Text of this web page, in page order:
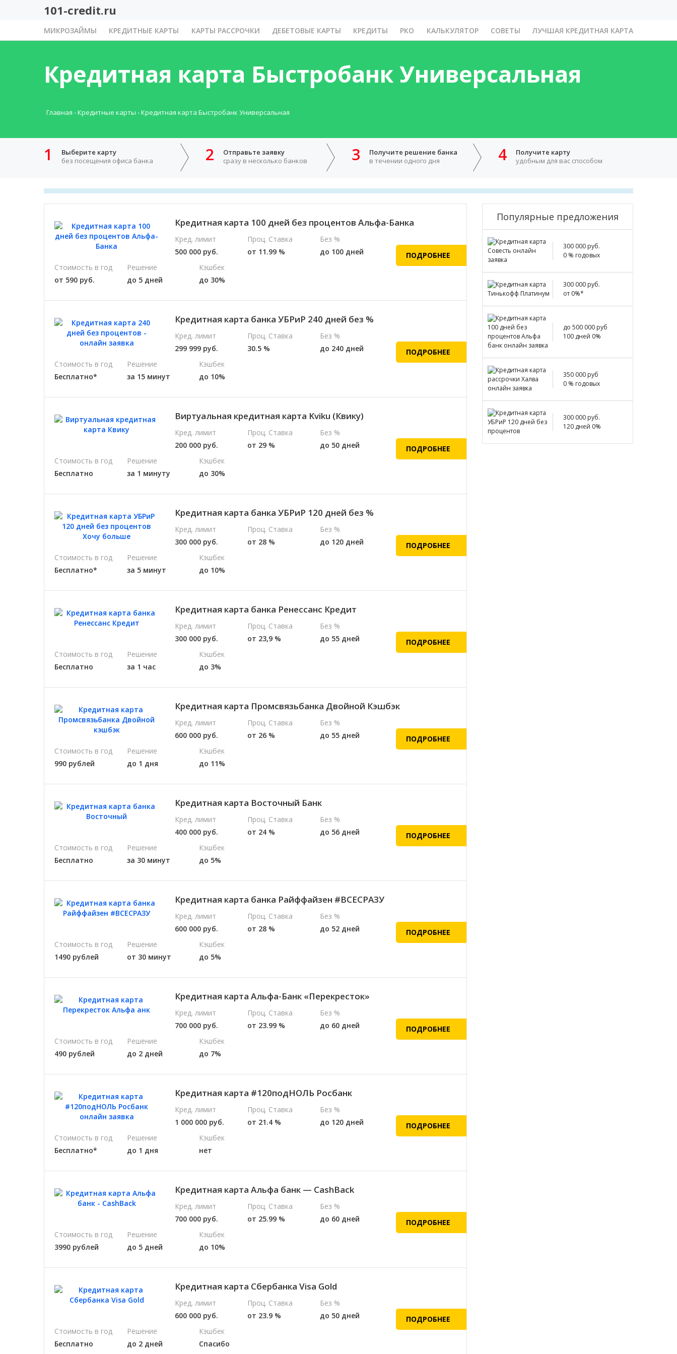
101-credit.ru
МИКРОЗАЙМЫ КРЕДИТНЫЕ КАРТЫ КАРТЫ РАССРОЧКИ ДЕБЕТОВЫЕ КАРТЫ КРЕДИТЫ РКО КАЛЬКУЛЯТОР СОВЕТЫ ЛУЧШАЯ КРЕДИТНАЯ КАРТА
Кредитная карта Быстробанк Универсальная
Главная -Кредитные карты -Кредитная карта Быстробанк Универсальная
1
Выберите карту
без посещения офиса банка
2
Отправьте заявку
сразу в несколько банков
3
Получите решение банка
в течении одного дня
4
Получите карту
удобным для вас способом
Кредитная карта 100 дней без процентов Альфа-Банка
Кред. лимит
500 000 руб.
Проц. Ставка
от 11.99 %
Без %
до 100 дней
Стоимость в год
от 590 руб.
Решение
до 5 дней
Кэшбек
до 30%
ПОДРОБНЕЕ
Кредитная карта банка УБРиР 240 дней без %
Кред. лимит
299 999 руб.
Проц. Ставка
30.5 %
Без %
до 240 дней
Стоимость в год
Бесплатно*
Решение
за 15 минут
Кэшбек
до 10%
ПОДРОБНЕЕ
Виртуальная кредитная карта Kviku (Квику)
Кред. лимит
200 000 руб.
Проц. Ставка
от 29 %
Без %
до 50 дней
Стоимость в год
Бесплатно
Решение
за 1 минуту
Кэшбек
до 30%
ПОДРОБНЕЕ
Кредитная карта банка УБРиР 120 дней без %
Кред. лимит
300 000 руб.
Проц. Ставка
от 28 %
Без %
до 120 дней
Стоимость в год
Бесплатно*
Решение
за 5 минут
Кэшбек
до 10%
ПОДРОБНЕЕ
Кредитная карта банка Ренессанс Кредит
Кред. лимит
300 000 руб.
Проц. Ставка
от 23,9 %
Без %
до 55 дней
Стоимость в год
Бесплатно
Решение
за 1 час
Кэшбек
до 3%
ПОДРОБНЕЕ
Кредитная карта Промсвязьбанка Двойной Кэшбэк
Кред. лимит
600 000 руб.
Проц. Ставка
от 26 %
Без %
до 55 дней
Стоимость в год
990 рублей
Решение
до 1 дня
Кэшбек
до 11%
ПОДРОБНЕЕ
Кредитная карта Восточный Банк
Кред. лимит
400 000 руб.
Проц. Ставка
от 24 %
Без %
до 56 дней
Стоимость в год
Бесплатно
Решение
за 30 минут
Кэшбек
до 5%
ПОДРОБНЕЕ
Кредитная карта банка Райффайзен #ВСЕСРАЗУ
Кред. лимит
600 000 руб.
Проц. Ставка
от 28 %
Без %
до 52 дней
Стоимость в год
1490 рублей
Решение
от 30 минут
Кэшбек
до 5%
ПОДРОБНЕЕ
Кредитная карта Альфа-Банк «Перекресток»
Кред. лимит
700 000 руб.
Проц. Ставка
от 23.99 %
Без %
до 60 дней
Стоимость в год
490 рублей
Решение
до 2 дней
Кэшбек
до 7%
ПОДРОБНЕЕ
Кредитная карта #120подНОЛЬ Росбанк
Кред. лимит
1 000 000 руб.
Проц. Ставка
от 21.4 %
Без %
до 120 дней
Стоимость в год
Бесплатно*
Решение
до 1 дня
Кэшбек
нет
ПОДРОБНЕЕ
Кредитная карта Альфа банк — CashBack
Кред. лимит
700 000 руб.
Проц. Ставка
от 25.99 %
Без %
до 60 дней
Стоимость в год
3990 рублей
Решение
до 5 дней
Кэшбек
до 10%
ПОДРОБНЕЕ
Кредитная карта Сбербанка Visa Gold
Кред. лимит
600 000 руб.
Проц. Ставка
от 23.9 %
Без %
до 50 дней
Стоимость в год
Бесплатно
Решение
до 2 дней
Кэшбек
Спасибо
ПОДРОБНЕЕ
Популярные предложения
300 000 руб.
0 % годовых
300 000 руб.
от 0%*
до 500 000 руб
100 дней 0%
350 000 руб
0 % годовых
300 000 руб.
120 дней 0%